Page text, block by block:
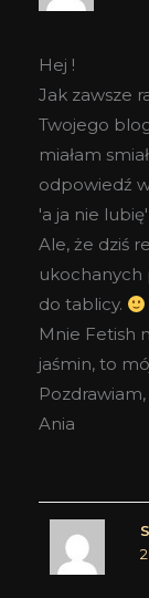
Hej !
Jak zawsze
Twojego
miałam
odpowiedź
'a ja nie
Ale, że dziś
ukochanych
do tablicy.
Mnie Fetish
jaśmin, to
Pozdrawiam,
Ania